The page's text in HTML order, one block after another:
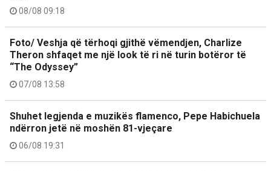
08/08 09:18
Foto/ Veshja që tërhoqi gjithë vëmendjen, Charlize
Theron shfaqet me një look të ri në turin botëror të
“The Odyssey”
07/08 13:58
Shuhet legjenda e muzikës flamenco, Pepe Habichuela
ndërron jetë në moshën 81-vjeçare
06/08 19:31